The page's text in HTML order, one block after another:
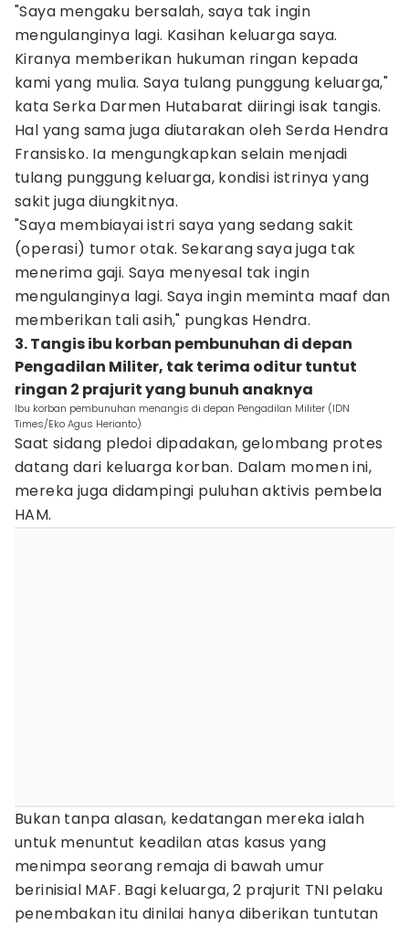
"Saya mengaku bersalah, saya tak ingin
mengulanginya lagi. Kasihan keluarga saya.
Kiranya memberikan hukuman ringan kepada
kami yang mulia. Saya tulang punggung keluarga,"
kata Serka Darmen Hutabarat diiringi isak tangis.
Hal yang sama juga diutarakan oleh Serda Hendra
Fransisko. Ia mengungkapkan selain menjadi
tulang punggung keluarga, kondisi istrinya yang
sakit juga diungkitnya.
"Saya membiayai istri saya yang sedang sakit
(operasi) tumor otak. Sekarang saya juga tak
menerima gaji. Saya menyesal tak ingin
mengulanginya lagi. Saya ingin meminta maaf dan
memberikan tali asih," pungkas Hendra.
3. Tangis ibu korban pembunuhan di depan
Pengadilan Militer, tak terima oditur tuntut
ringan 2 prajurit yang bunuh anaknya
Ibu korban pembunuhan menangis di depan Pengadilan Militer (IDN
Times/Eko Agus Herianto)
Saat sidang pledoi dipadakan, gelombang protes
datang dari keluarga korban. Dalam momen ini,
mereka juga didampingi puluhan aktivis pembela
HAM.
Bukan tanpa alasan, kedatangan mereka ialah
untuk menuntut keadilan atas kasus yang
menimpa seorang remaja di bawah umur
berinisial MAF. Bagi keluarga, 2 prajurit TNI pelaku
penembakan itu dinilai hanya diberikan tuntutan